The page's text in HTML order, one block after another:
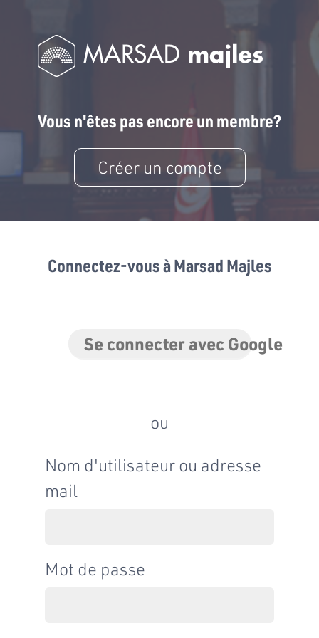
Vous n'êtes pas encore un membre?
Créer un compte
Connectez-vous à Marsad Majles
Se connecter avec Google
ou
Nom d'utilisateur ou adresse
mail
Mot de passe